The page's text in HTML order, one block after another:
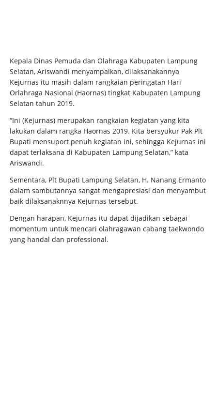
Kepala Dinas Pemuda dan Olahraga Kabupaten Lampung
Selatan, Ariswandi menyampaikan, dilaksanakannya
Kejurnas itu masih dalam rangkaian peringatan Hari
Orlahraga Nasional (Haornas) tingkat Kabupaten Lampung
Selatan tahun 2019.
“Ini (Kejurnas) merupakan rangkaian kegiatan yang kita
lakukan dalam rangka Haornas 2019. Kita bersyukur Pak Plt
Bupati mensuport penuh kegiatan ini, sehingga Kejurnas ini
dapat terlaksana di Kabupaten Lampung Selatan,” kata
Ariswandi.
Sementara, Plt Bupati Lampung Selatan, H. Nanang Ermanto
dalam sambutannya sangat mengapresiasi dan menyambut
baik dilaksanaknnya Kejurnas tersebut.
Dengan harapan, Kejurnas itu dapat dijadikan sebagai
momentum untuk mencari olahragawan cabang taekwondo
yang handal dan professional.